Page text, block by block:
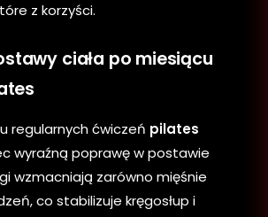
z korzyści.
ciała po miesiącu
regularnych ćwiczeń pilates
wyraźną poprawę w postawie
wzmacniają zarówno mięśnie
co stabilizuje kręgosłup i